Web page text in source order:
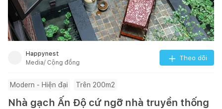
Happynest
Media/ Cộng đồng
Theo dõi
Modern - Hiện đại Trên 200m2
Nhà gạch Ấn Độ cứ ngỡ nhà truyền thống